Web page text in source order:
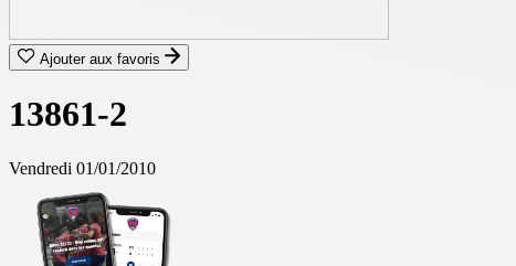
Ajouter aux favoris
13861-2
Vendredi 01/01/2010